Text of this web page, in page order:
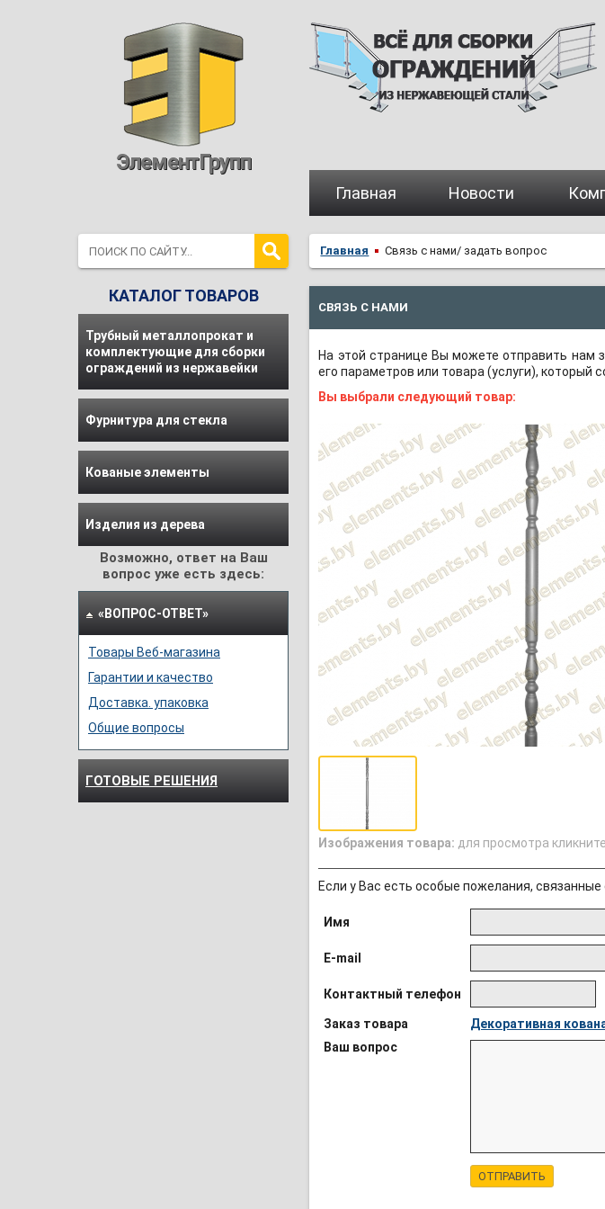
ЭлементГрупп
Главная Новости
КАТАЛОГ ТОВАРОВ
Трубный металлопрокат и
комплектующие для сборки
ограждений из нержавейки
Фурнитура для стекла
Кованые элементы
Изделия из дерева
Возможно, ответ на Ваш
вопрос уже есть здесь:
«ВОПРОС-ОТВЕТ»
Товары Веб-магазина
Гарантии и качество
Доставка. упаковка
Общие вопросы
ГОТОВЫЕ РЕШЕНИЯ
Главная Связь с нами/ задать вопрос
СВЯЗЬ С НАМИ
На этой странице Вы можете отправить нам
его параметров или товара (услуги), который
Вы выбрали следующий товар:
Изображения товара: для просмотра
Если у Вас есть особые пожелания,
Имя
E-mail
Контактный телефон
Заказ товара
Декоративная
Ваш вопрос